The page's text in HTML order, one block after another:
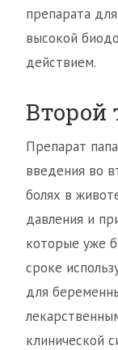
препарата
высокой
действием.
Второй
Препарат
введения во
болях в
давления и
которые уже
сроке
для
клинической